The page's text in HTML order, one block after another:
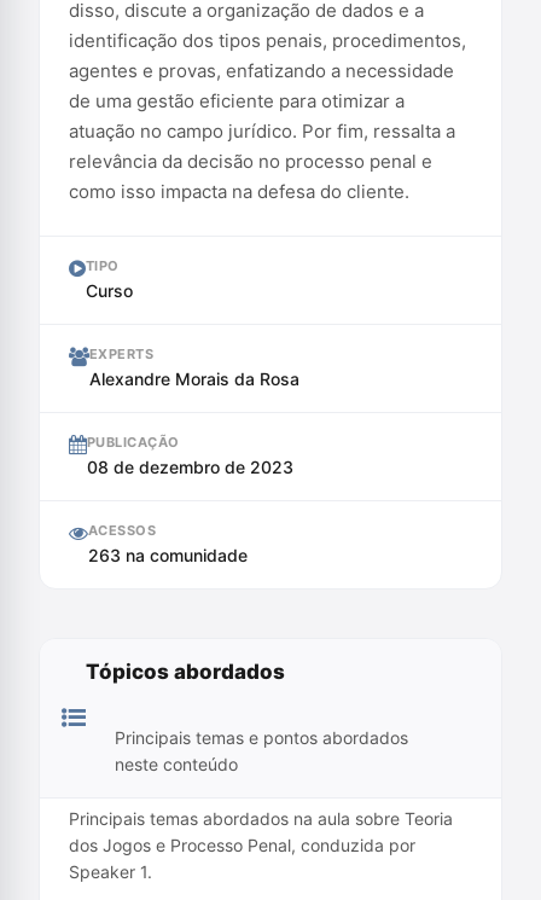
disso, discute a organização de dados e a
identificação dos tipos penais, procedimentos,
agentes e provas, enfatizando a necessidade
de uma gestão eficiente para otimizar a
atuação no campo jurídico. Por fim, ressalta a
relevância da decisão no processo penal e
como isso impacta na defesa do cliente.
TIPO
Curso
EXPERTS
Alexandre Morais da Rosa
PUBLICAÇÃO
08 de dezembro de 2023
ACESSOS
263 na comunidade
Tópicos abordados
Principais temas e pontos abordados
neste conteúdo
Principais temas abordados na aula sobre Teoria
dos Jogos e Processo Penal, conduzida por
Speaker 1.